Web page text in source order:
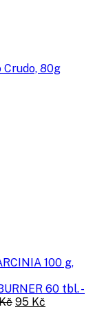
100 g,
60 tbl. -
Původní
95 Kč